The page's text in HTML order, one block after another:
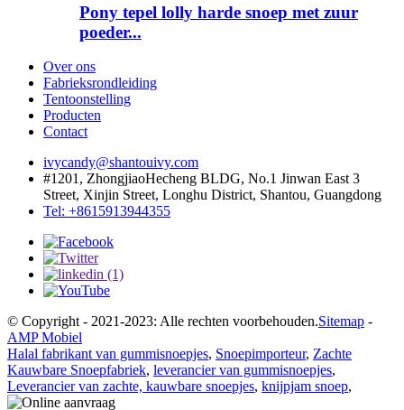
Pony tepel lolly harde snoep met zuur
poeder...
Over ons
Fabrieksrondleiding
Tentoonstelling
Producten
Contact
ivycandy@shantouivy.com
#1201, ZhongjiaoHecheng BLDG, No.1 Jinwan East 3
Street, Xinjin Street, Longhu District, Shantou, Guangdong
Tel: +8615913944355
© Copyright - 2021-2023: Alle rechten voorbehouden.Sitemap -
AMP Mobiel
Halal fabrikant van gummisnoepjes, Snoepimporteur, Zachte
Kauwbare Snoepfabriek, leverancier van gummisnoepjes,
Leverancier van zachte, kauwbare snoepjes, knijpjam snoep,